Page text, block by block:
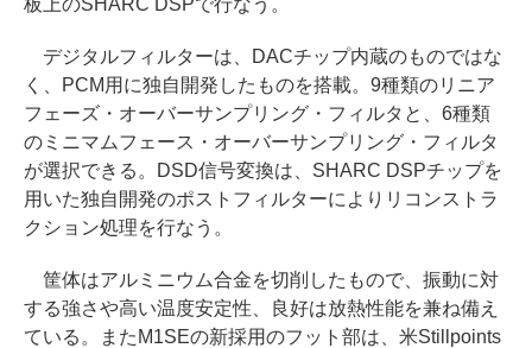
板上のSHARC DSPで行なう。
デジタルフィルターは、DACチップ内蔵のものではな
く、PCM用に独自開発したものを搭載。9種類のリニア
フェーズ・オーバーサンプリング・フィルタと、6種類
のミニマムフェース・オーバーサンプリング・フィルタ
が選択できる。DSD信号変換は、SHARC DSPチップを
用いた独自開発のポストフィルターによりリコンストラ
クション処理を行なう。
筐体はアルミニウム合金を切削したもので、振動に対
する強さや高い温度安定性、良好は放熱性能を兼ね備え
ている。またM1SEの新採用のフット部は、米Stillpoints